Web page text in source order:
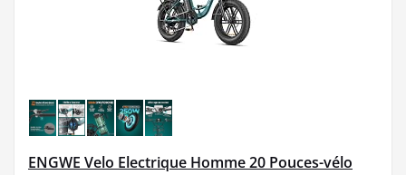
ENGWE Velo Electrique Homme 20 Pouces-vélo